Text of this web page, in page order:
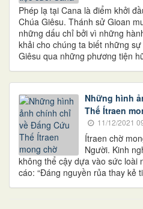
Phép lạ tại Cana là điểm khởi
Chúa Giêsu. Thánh sử Gioan
những dấu chỉ bởi vì những
khải cho chúng ta biết những
Giêsu qua những phương tiện
Những hình
Thế Ítraen
11/12/2021
Ítraen chờ
Người. Kinh
không thể cậy dựa vào sức loài
cáo: “Ðáng nguyền rủa thay kẻ